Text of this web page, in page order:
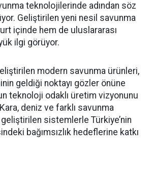
teknolojilerinde adından söz
Geliştirilen yeni nesil savunma
içinde hem de uluslararası
ilgi görüyor.
modern savunma ürünleri,
geldiği noktayı gözler önüne
teknoloji odaklı üretim vizyonunu
deniz ve farklı savunma
geliştirilen sistemlerle Türkiye’nin
bağımsızlık hedeflerine katkı